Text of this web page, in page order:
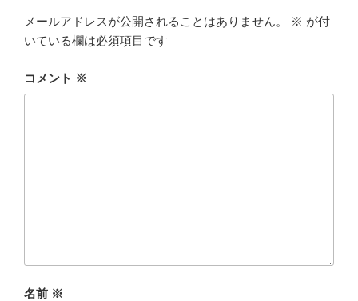
メールアドレスが公開されることはありません。 ※ が付
いている欄は必須項目です
コメント ※
名前 ※